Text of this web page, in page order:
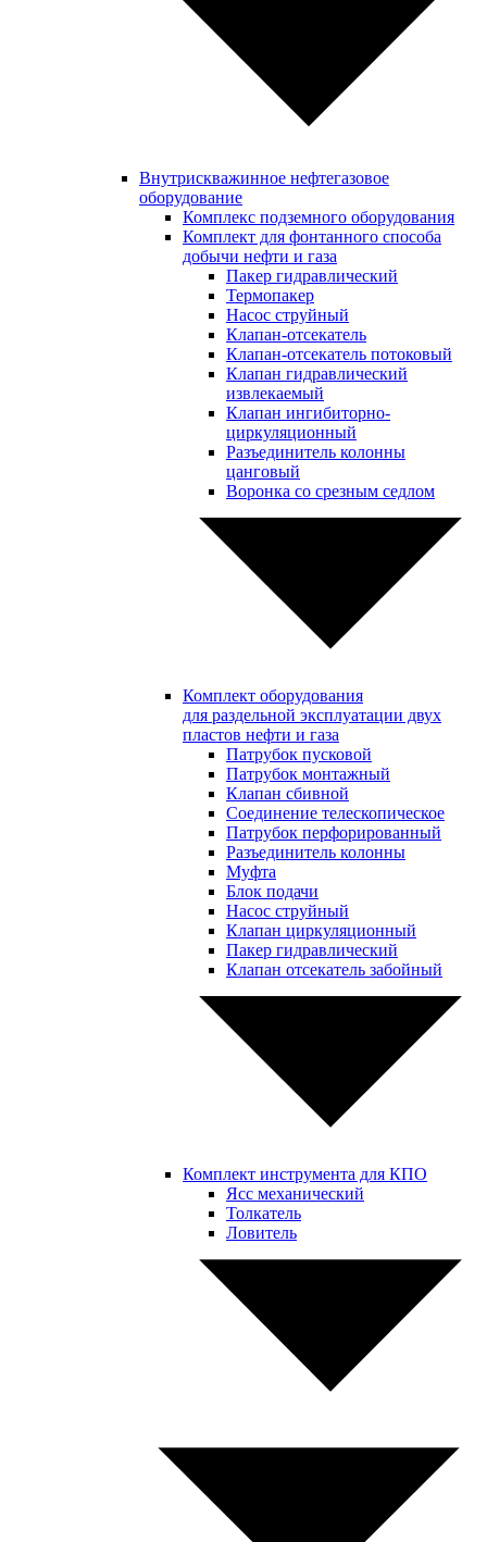
Внутрискважинное нефтегазовое
оборудование
Комплекс подземного оборудования
Комплект для фонтанного способа
добычи нефти и газа
Пакер гидравлический
Термопакер
Насос струйный
Клапан-отсекатель
Клапан-отсекатель потоковый
Клапан гидравлический
извлекаемый
Клапан ингибиторно-
циркуляционный
Разъединитель колонны
цанговый
Воронка со срезным седлом
Комплект оборудования
для раздельной эксплуатации двух
пластов нефти и газа
Патрубок пусковой
Патрубок монтажный
Клапан сбивной
Соединение телескопическое
Патрубок перфорированный
Разъединитель колонны
Муфта
Блок подачи
Насос струйный
Клапан циркуляционный
Пакер гидравлический
Клапан отсекатель забойный
Комплект инструмента для КПО
Ясс механический
Толкатель
Ловитель